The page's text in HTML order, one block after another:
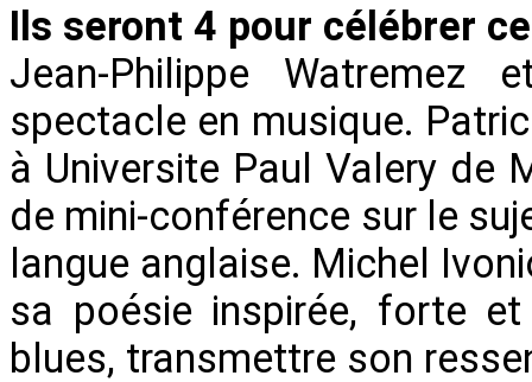
Ils seront 4 pour célébrer
Jean-Philippe Watremez
spectacle en musique.
à Universite Paul Valery de
de mini-conférence sur le
langue anglaise. Michel
sa poésie inspirée, forte
blues, transmettre son